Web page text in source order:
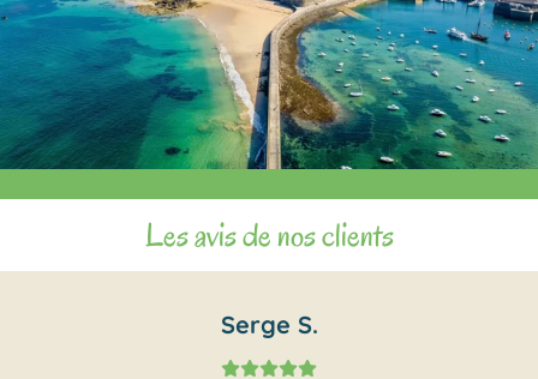
Les avis de nos clients
Serge S.